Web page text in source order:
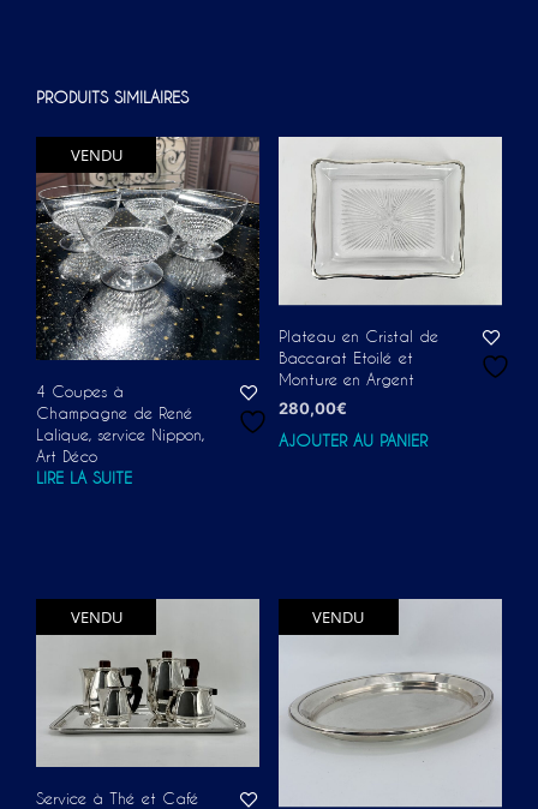
PRODUITS SIMILAIRES
VENDU
4 Coupes à
Champagne de René
Lalique, service Nippon,
Art Déco
LIRE LA SUITE
Plateau en Cristal de
Baccarat Etoilé et
Monture en Argent
280,00€
AJOUTER AU PANIER
VENDU
Service à Thé et Café
VENDU